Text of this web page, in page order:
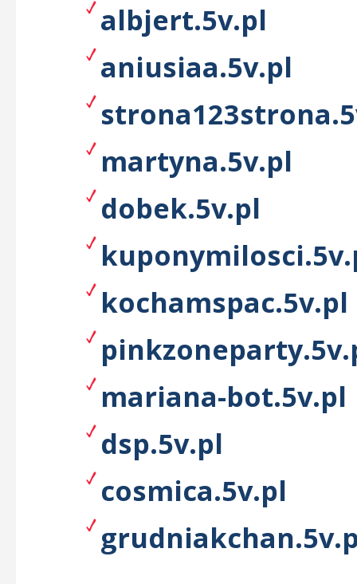
albjert.5v.pl
aniusiaa.5v.pl
martyna.5v.pl
dobek.5v.pl
kochamspac.5v.pl
mariana-bot.5v.pl
dsp.5v.pl
cosmica.5v.pl